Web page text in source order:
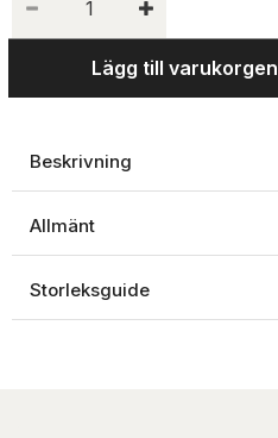
Lägg till varukorgen
Beskrivning
Allmänt
Storleksguide